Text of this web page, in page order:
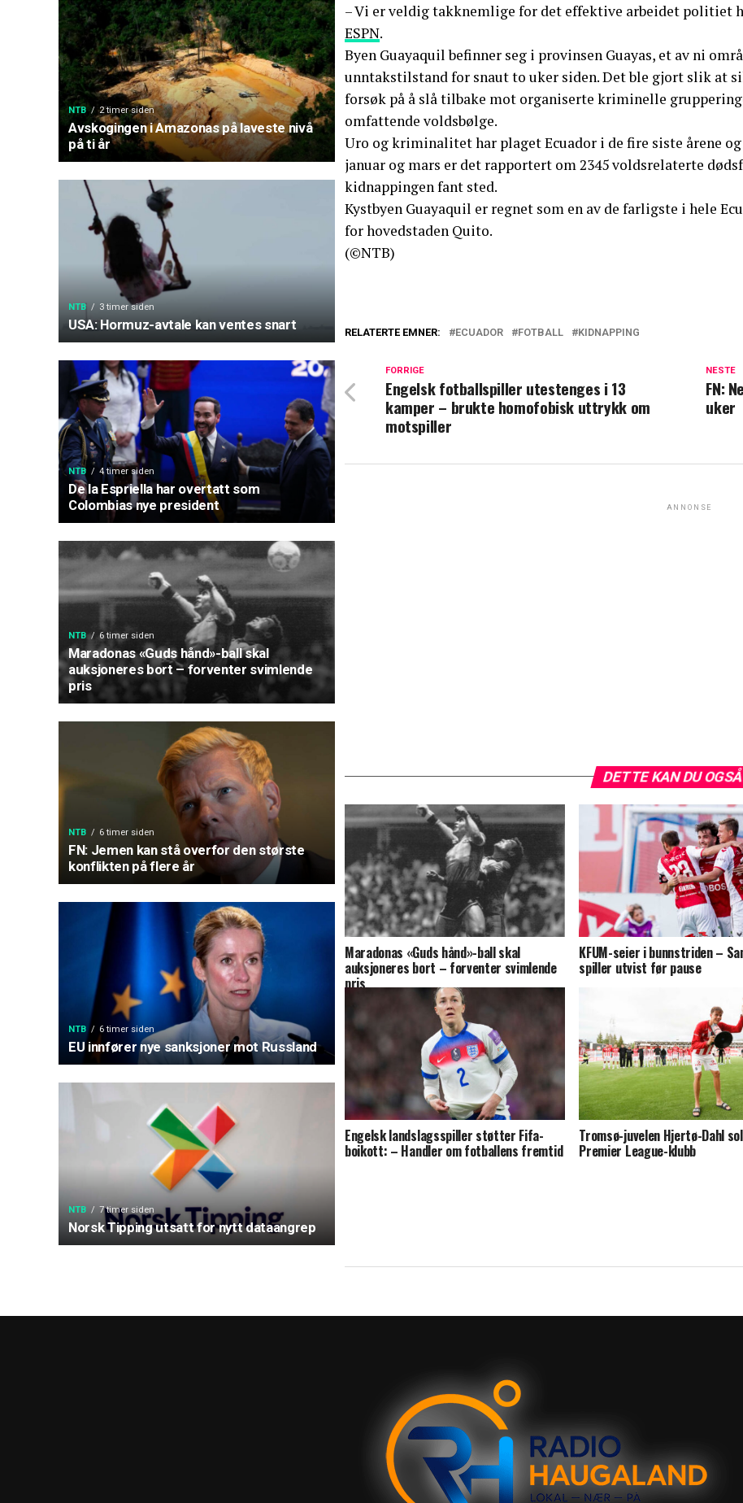
NTB 2 timer siden
Avskogingen i Amazonas på laveste nivå
på ti år
NTB 3 timer siden
USA: Hormuz-avtale kan ventes snart
NTB 4 timer siden
De la Espriella har overtatt som
Colombias nye president
NTB 6 timer siden
Maradonas «Guds hånd»-ball skal
auksjoneres bort – forventer svimlende
pris
NTB 6 timer siden
FN: Jemen kan stå overfor den største
konflikten på flere år
NTB 6 timer siden
EU innfører nye sanksjoner mot Russland
NTB 7 timer siden
Norsk Tipping utsatt for nytt dataangrep
– Vi er veldig takknemlige for det effektive arbeidet politiet
ESPN.
Byen Guayaquil befinner seg i provinsen Guayas, et av ni
unntakstilstand for snaut to uker siden. Det ble gjort slik at
forsøk på å slå tilbake mot organiserte kriminelle
omfattende voldsbølge.
Uro og kriminalitet har plaget Ecuador i de fire siste årene
januar og mars er det rapportert om 2345 voldsrelaterte
kidnappingen fant sted.
Kystbyen Guayaquil er regnet som en av de farligste i hele
for hovedstaden Quito.
(©NTB)
RELATERTE EMNER: ECUADOR FOTBALL KIDNAPPING
NESTE
FN:
uker
FORRIGE
Engelsk fotballspiller utestenges i 13
kamper – brukte homofobisk uttrykk om
motspiller
ANNONSE
DETTE KAN DU
Maradonas «Guds hånd»-ball skal
auksjoneres bort – forventer svimlende
pris
KFUM-seier i bunnstriden –
spiller utvist før pause
Engelsk landslagsspiller støtter Fifa-
boikott: – Handler om fotballens fremtid
Tromsø-juvelen Hjertø-Dahl
Premier League-klubb